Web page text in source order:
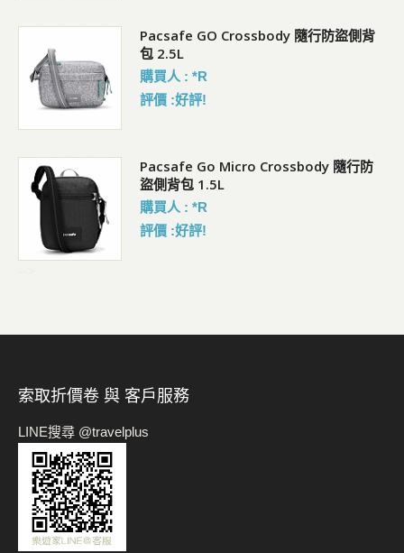
Pacsafe GO Crossbody 隨行防盜側背
包 2.5L
購買人 : *R
評價 :好評!
Pacsafe Go Micro Crossbody 隨行防
盜側背包 1.5L
購買人 : *R
評價 :好評!
索取折價卷 與 客戶服務
LINE搜尋 @travelplus